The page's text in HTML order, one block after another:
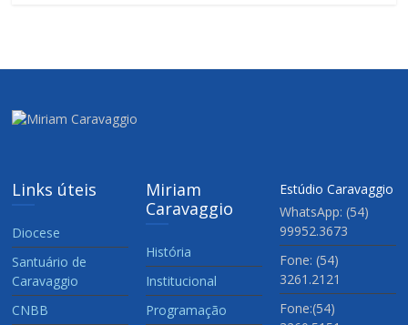
Links úteis
Diocese
Santuário de
Caravaggio
CNBB
Miriam
Caravaggio
História
Institucional
Programação
Estúdio Caravaggio
WhatsApp: (54)
99952.3673
Fone: (54)
3261.2121
Fone:(54)